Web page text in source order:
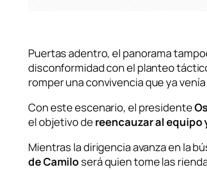
Puertas adentro, el panorama
disconformidad con el planteo
romper una convivencia que ya
Con este escenario, el presidente
el objetivo de reencauzar al equipo
Mientras la dirigencia avanza en la
de Camilo será quien tome las